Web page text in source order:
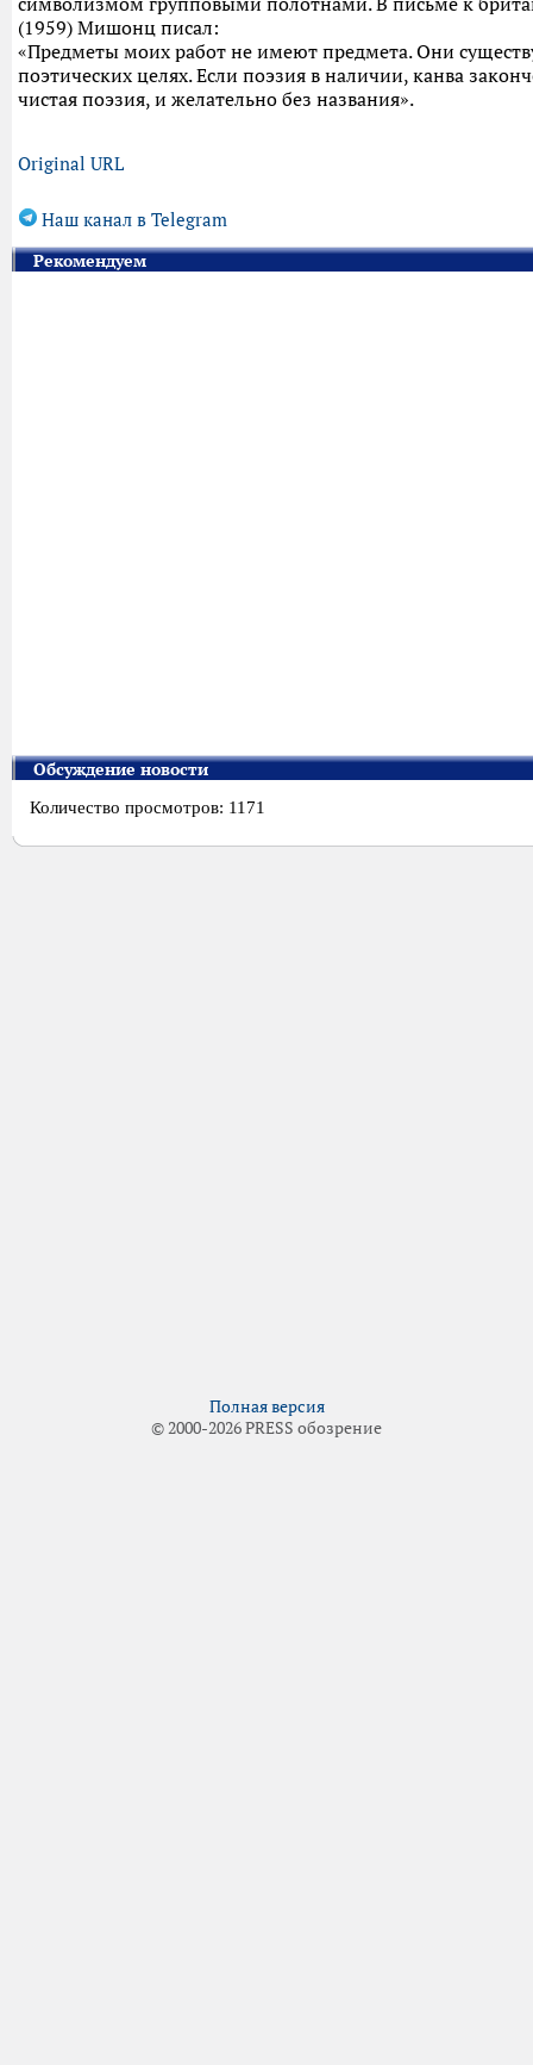
(1959) Мишонц писал:
«Предметы моих работ не имеют предмета. Они
поэтических целях. Если поэзия в наличии, канва
чистая поэзия, и желательно без названия».
Original URL
Наш канал в Telegram
Рекомендуем
Обсуждение новости
Количество просмотров: 1171
Полная версия
© 2000-2026 PRESS обозрение